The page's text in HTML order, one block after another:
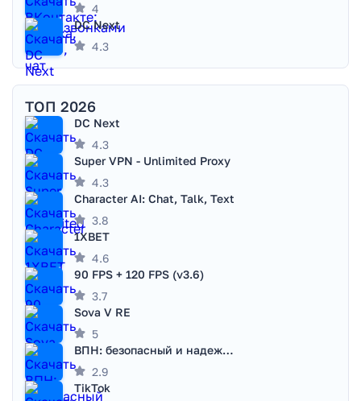
4
DC Next
4.3
ТОП 2026
DC Next
4.3
Super VPN - Unlimited Proxy
4.3
Character AI: Chat, Talk, Text
3.8
1XBET
4.6
90 FPS + 120 FPS (v3.6)
3.7
Sova V RE
5
ВПН: безопасный и надежный VPN
2.9
TikTok